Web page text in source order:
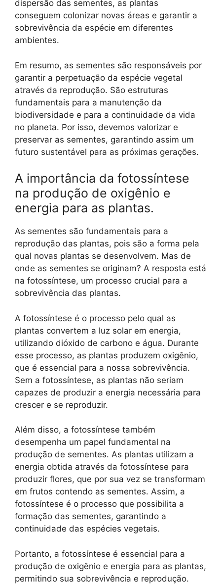
dispersão das sementes, as plantas
conseguem colonizar novas áreas e garantir a
sobrevivência da espécie em diferentes
ambientes.
Em resumo, as sementes são responsáveis por
garantir a perpetuação da espécie vegetal
através da reprodução. São estruturas
fundamentais para a manutenção da
biodiversidade e para a continuidade da vida
no planeta. Por isso, devemos valorizar e
preservar as sementes, garantindo assim um
futuro sustentável para as próximas gerações.
A importância da fotossíntese
na produção de oxigênio e
energia para as plantas.
As sementes são fundamentais para a
reprodução das plantas, pois são a forma pela
qual novas plantas se desenvolvem. Mas de
onde as sementes se originam? A resposta está
na fotossíntese, um processo crucial para a
sobrevivência das plantas.
A fotossíntese é o processo pelo qual as
plantas convertem a luz solar em energia,
utilizando dióxido de carbono e água. Durante
esse processo, as plantas produzem oxigênio,
que é essencial para a nossa sobrevivência.
Sem a fotossíntese, as plantas não seriam
capazes de produzir a energia necessária para
crescer e se reproduzir.
Além disso, a fotossíntese também
desempenha um papel fundamental na
produção de sementes. As plantas utilizam a
energia obtida através da fotossíntese para
produzir flores, que por sua vez se transformam
em frutos contendo as sementes. Assim, a
fotossíntese é o processo que possibilita a
formação das sementes, garantindo a
continuidade das espécies vegetais.
Portanto, a fotossíntese é essencial para a
produção de oxigênio e energia para as plantas,
permitindo sua sobrevivência e reprodução.